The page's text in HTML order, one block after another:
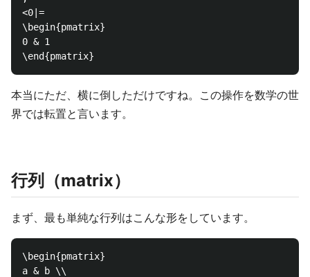
<0|=
\begin{pmatrix}
0 & 1
本当にただ、横に倒しただけですね。この操作を数学の世
界では転置と言います。
行列（matrix）
まず、最も単純な行列はこんな形をしています。
\begin{pmatrix}
a & b \\